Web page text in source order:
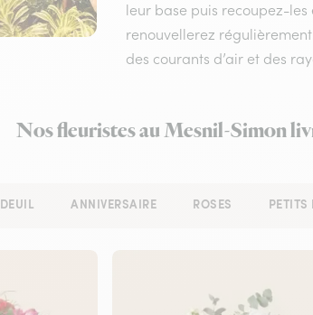
leur base puis recoupez-
renouvellerez
des courants d’air et des
Nos fleuristes au Mesnil-Simon
DEUIL ANNIVERSAIRE ROSES PETITS